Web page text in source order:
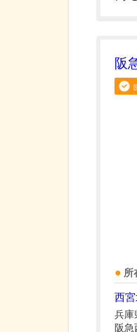
阪
所
西
兵庫
阪